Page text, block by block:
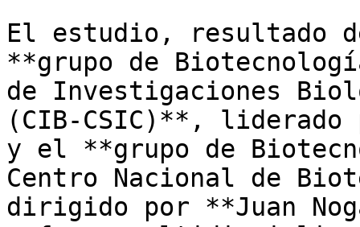
El estudio, resultado
**grupo de
de Investigaciones
(CIB-CSIC)**,
y el **grupo de
Centro Nacional de
dirigido por **Juan